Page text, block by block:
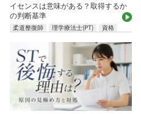
イセンスは意味がある？取得するか
の判断基準
柔道整復師 理学療法士(PT) 資格